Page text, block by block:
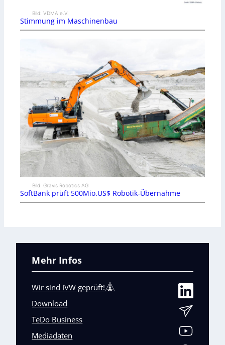
Bild: VDMA e.V.
Stimmung im Maschinenbau
Bild: Gravis Robotics AG
SoftBank prüft 500Mio.US$ Robotik-Übernahme
Mehr Infos
Wir sind IVW geprüft!
Download
TeDo Business
Mediadaten